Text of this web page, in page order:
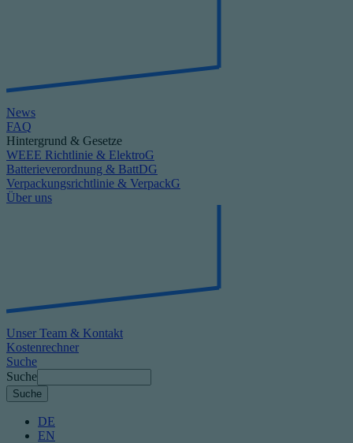
News
FAQ
Hintergrund & Gesetze
WEEE Richtlinie & ElektroG
Batterieverordnung & BattDG
Verpackungsrichtlinie & VerpackG
Über uns
Unser Team & Kontakt
Kostenrechner
Suche
Suche
DE
EN